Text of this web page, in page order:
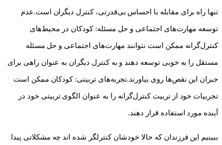
تنها راه برای مقابله با احساس بی‌قدرتی، کنترل دیگران است.عدم
توسعه مهارت‌های اجتماعی و حل مسئله: کودکان در محیط‌های
کنترل‌گرانه ممکن است نتوانند مهارت‌های اجتماعی و حل مسئله
مستقل را به خوبی توسعه دهند و به کنترل دیگران به عنوان راهی برای
جبران این نقص‌ها روی بیاورند.تجربه‌های تربیتی: کودکان ممکن است
تجربیات خود از تربیت کنترل‌گرانه را به عنوان الگوی تربیتی خود در
آینده مورد استفاده قرار دهند.
ببینیم این فرزندان که حالا خودشان کنترلگر شده اند چه مشکلاتی پیدا